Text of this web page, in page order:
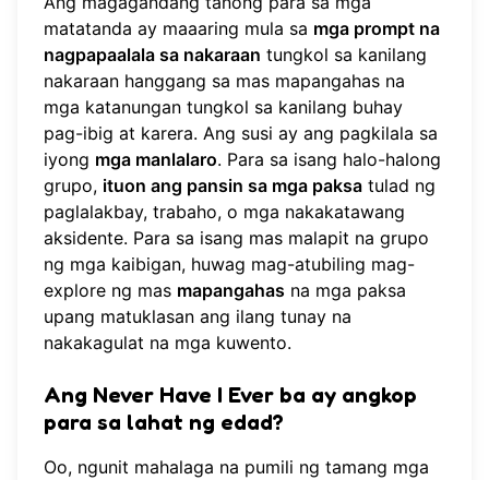
matatanda ay maaaring mula sa mga prompt na
nagpapaalala sa nakaraan tungkol sa kanilang
nakaraan hanggang sa mas mapangahas na
mga katanungan tungkol sa kanilang buhay
pag-ibig at karera. Ang susi ay ang pagkilala sa
iyong mga manlalaro. Para sa isang halo-halong
grupo, ituon ang pansin sa mga paksa tulad ng
paglalakbay, trabaho, o mga nakakatawang
aksidente. Para sa isang mas malapit na grupo
ng mga kaibigan, huwag mag-atubiling mag-
explore ng mas mapangahas na mga paksa
upang matuklasan ang ilang tunay na
nakakagulat na mga kuwento.
Ang Never Have I Ever ba ay angkop
para sa lahat ng edad?
Oo, ngunit mahalaga na pumili ng tamang mga